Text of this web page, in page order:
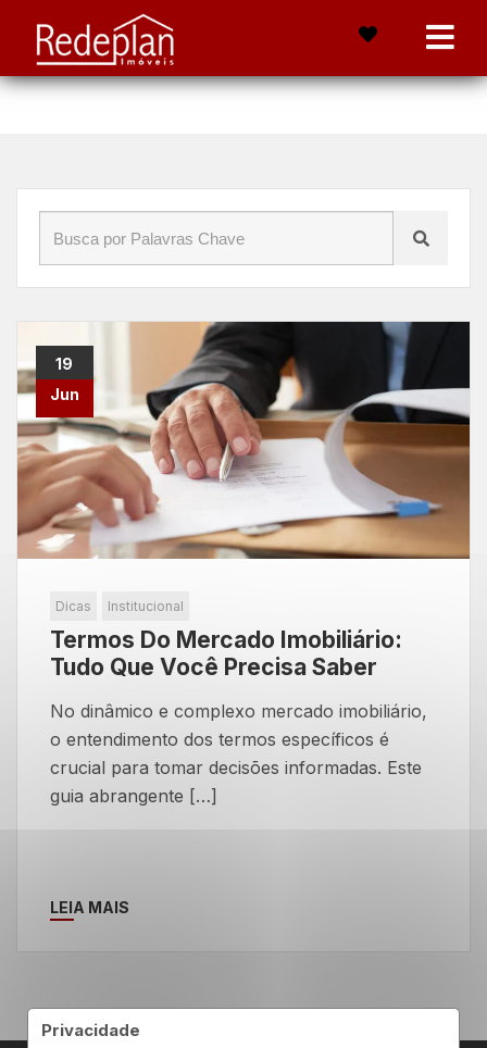
Início» Blog »Termos do Mercado Imobiliário
Privacidade
19
Jun
Dicas Institucional
Termos Do Mercado Imobiliário:
Tudo Que Você Precisa Saber
No dinâmico e complexo mercado imobiliário,
o entendimento dos termos específicos é
crucial para tomar decisões informadas. Este
guia abrangente […]
LEIA MAIS